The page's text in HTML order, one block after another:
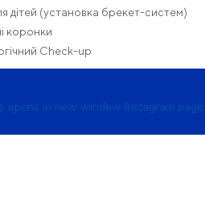
дітей (установка брекет-систем)
коронки
Check-up
opens in new window Instagram